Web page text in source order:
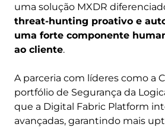
uma solução MXDR
threat-hunting proativo e
uma forte componente
ao cliente.
A parceria com líderes como a
portfólio de Segurança da
que a Digital Fabric Platform
avançadas, garantindo mais